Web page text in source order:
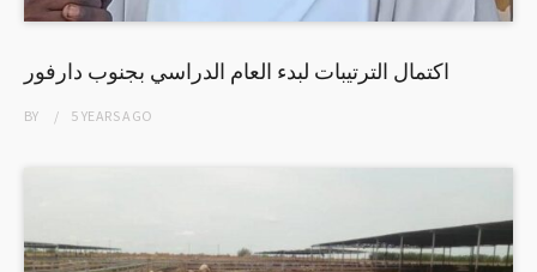
اكتمال الترتيبات لبدء العام الدراسي بجنوب دارفور
BY 5 YEARSAGO